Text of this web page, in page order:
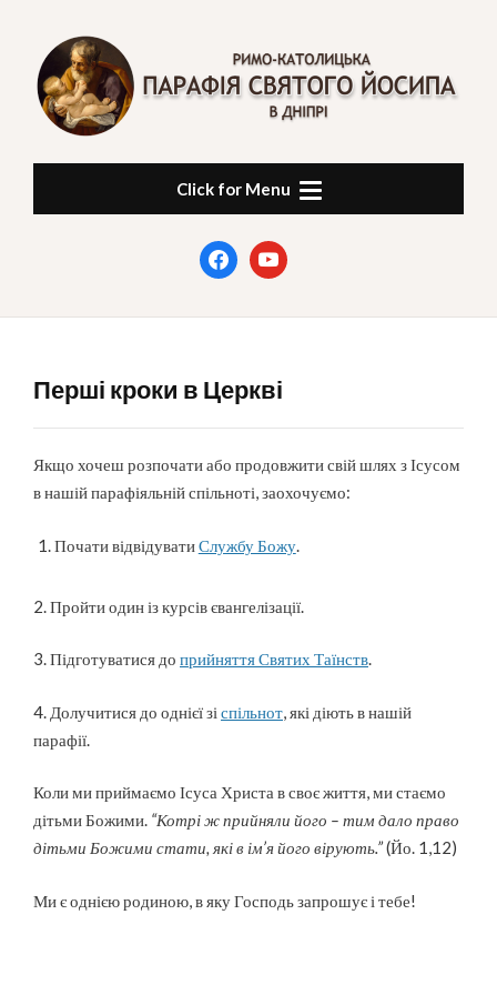
content
ПАРАФІЯ СВЯТОГО
ЙОСИПА
Click for Menu
facebookyoutube
Перші кроки в Церкві
Якщо хочеш розпочати або продовжити свій шлях з Ісусом
в нашій парафіяльній спільноті, заохочуємо:
Почати відвідуватиСлужбу Божу.
2. Пройти один із курсів євангелізації.
3. Підготуватися до прийняття Святих Таїнств.
4. Долучитися до однієї зі спільнот , які діють в нашій
парафії.
Коли ми приймаємо Ісуса Христа в своє життя, ми стаємо
дітьми Божими. “Котрі ж прийняли його – тим дало право
дітьми Божими стати, які в ім’я його вірують.”(Йо. 1,12)
Ми є однією родиною, в яку Господь запрошує і тебе!